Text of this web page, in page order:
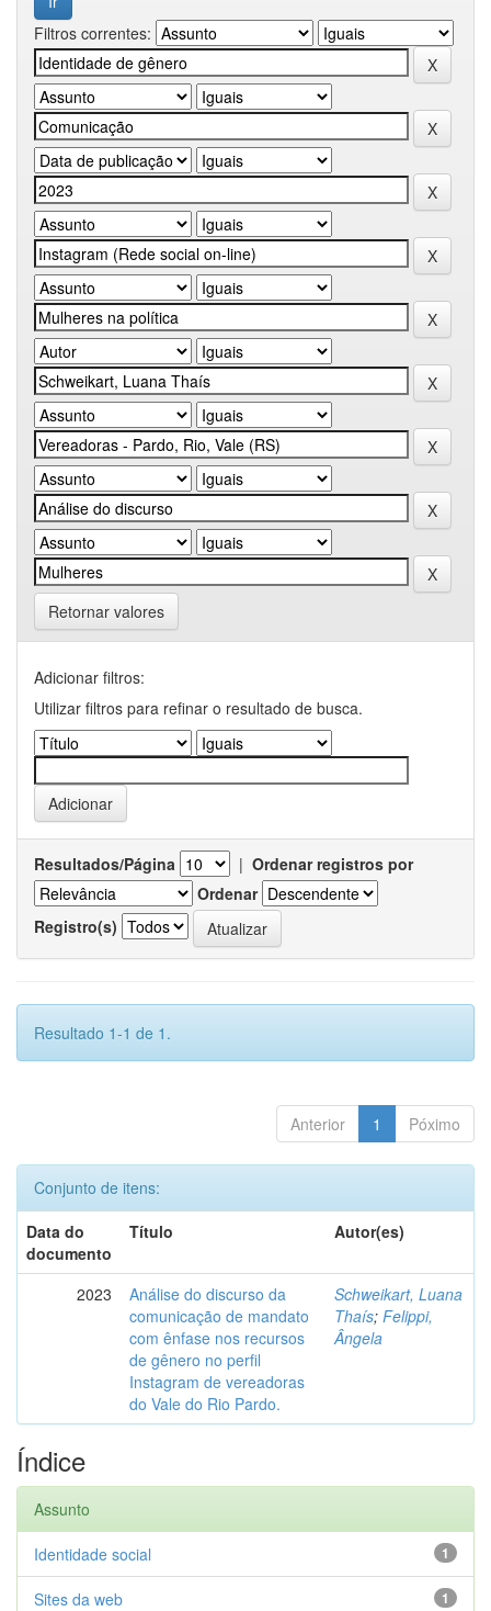
Filtros correntes:
Retornar valores
Adicionar filtros:
Utilizar filtros para refinar o resultado de busca.
Resultados/Página | Ordenar registros por
Ordenar
Registro(s)
Resultado 1-1 de 1.
Anterior 1 Póximo
Conjunto de itens:
Data do
documento
Título Autor(es)
2023
Análise do discurso da
comunicação de mandato
com ênfase nos recursos
de gênero no perfil
Instagram de vereadoras
do Vale do Rio Pardo.
Schweikart, Luana
Thaís; Felippi,
Ângela
Índice
Assunto
1
Identidade social
1
Sites da web